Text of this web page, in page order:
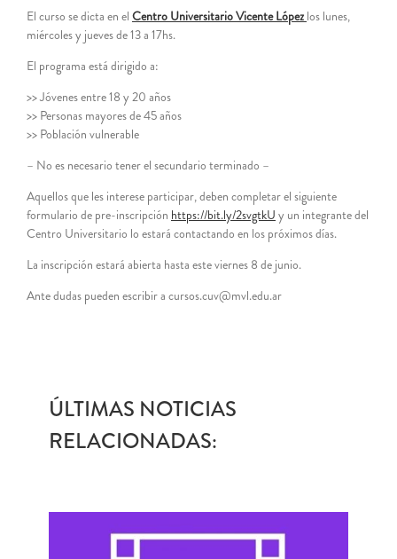
El curso se dicta en el Centro Universitario Vicente López los lunes,
miércoles y jueves de 13 a 17hs.
El programa está dirigido a:
>> Jóvenes entre 18 y 20 años
>> Personas mayores de 45 años
>> Población vulnerable
– No es necesario tener el secundario terminado –
Aquellos que les interese participar, deben completar el siguiente
formulario de pre-inscripción https://bit.ly/2svgtkU y un integrante del
Centro Universitario lo estará contactando en los próximos días.
La inscripción estará abierta hasta este viernes 8 de junio.
Ante dudas pueden escribir a cursos.cuv@mvl.edu.ar
ÚLTIMAS NOTICIAS
RELACIONADAS: